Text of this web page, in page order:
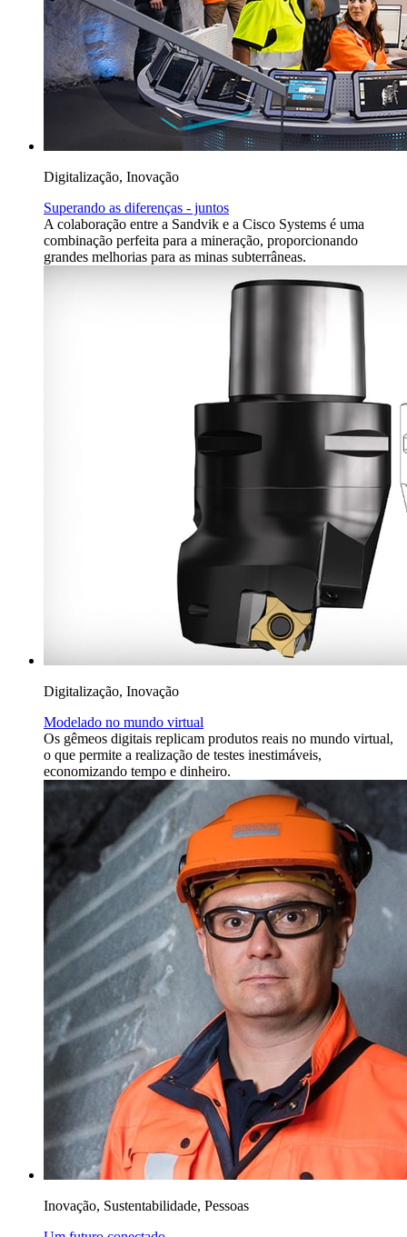
Digitalização, Inovação
Superando as diferenças - juntos
A colaboração entre a Sandvik e a Cisco Systems é uma
combinação perfeita para a mineração, proporcionando
grandes melhorias para as minas subterrâneas.
Digitalização, Inovação
Modelado no mundo virtual
Os gêmeos digitais replicam produtos reais no mundo virtual,
o que permite a realização de testes inestimáveis,
economizando tempo e dinheiro.
Inovação, Sustentabilidade, Pessoas